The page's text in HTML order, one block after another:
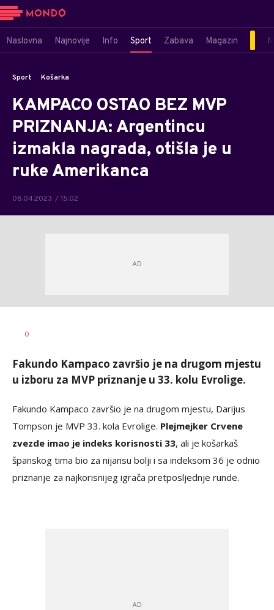
Naslovna Najnovije Info Sport Zabava Magazin
Sport Košarka
KAMPACO OSTAO BEZ MVP
PRIZNANJA: Argentincu
izmakla nagrada, otišla je u
ruke Amerikanca
08.04.2023. / 15:02
AUTOR
0
Fakundo Kampaco završio je na drugom mjestu
u izboru za MVP priznanje u 33. kolu Evrolige.
Fakundo Kampaco završio je na drugom mjestu, Darijus
Tompson je MVP 33. kola Evrolige. Plejmejker Crvene
zvezde imao je indeks korisnosti 33, ali je košarkaš
španskog tima bio za nijansu bolji i sa indeksom 36 je odnio
priznanje za najkorisnijeg igrača pretposljednje runde.